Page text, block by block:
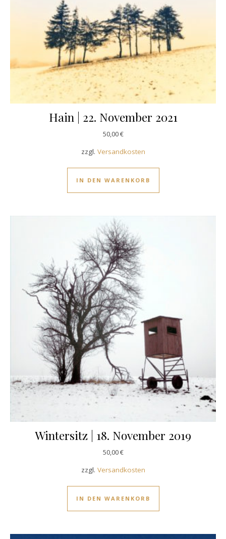
Hain | 22. November 2021
50,00€
zzgl. Versandkosten
IN DEN WARENKORB
Wintersitz | 18. November 2019
50,00€
zzgl. Versandkosten
IN DEN WARENKORB